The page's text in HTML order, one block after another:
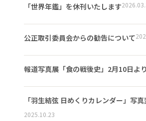
「世界年鑑」を休刊いたします
公正取引委員会からの勧告について
報道写真展「食の戦後史」2月10日よ
「羽生結弦 日めくりカレンダー」写
2025.10.23